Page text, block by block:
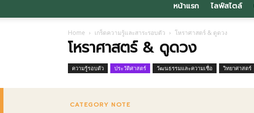
หน้าแรก ไลฟ์สไตล์
Home เกร็ดความรู้และสาระรอบตัว โหราศาสตร์ & ดูดวง
โหราศาสตร์ & ดูดวง
ความรู้รอบตัว ประวัติศาสตร์ วัฒนธรรมและความเชื่อ วิทยาศาสตร์
CATEGORY NOTE